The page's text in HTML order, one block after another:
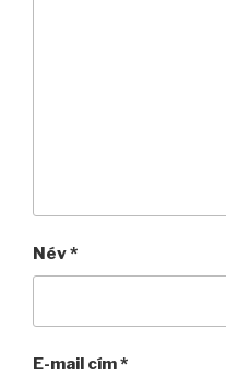
Név*
E-mail cím*